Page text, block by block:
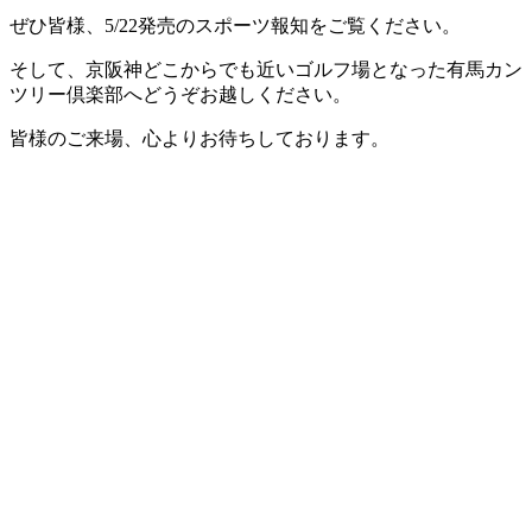
ぜひ皆様、5/22発売のスポーツ報知をご覧ください。
そして、京阪神どこからでも近いゴルフ場となった有馬カン
ツリー倶楽部へどうぞお越しください。
皆様のご来場、心よりお待ちしております。